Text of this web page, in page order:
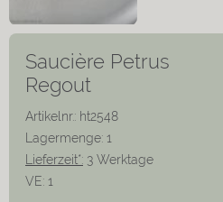
Saucière Petrus
Regout
Artikelnr.: ht2548
Lagermenge: 1
Lieferzeit*: 3 Werktage
VE: 1